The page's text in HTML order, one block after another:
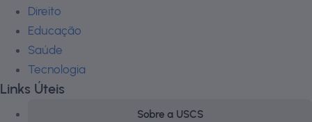
Direito
Educação
Saúde
Tecnologia
Links Úteis
Sobre a USCS